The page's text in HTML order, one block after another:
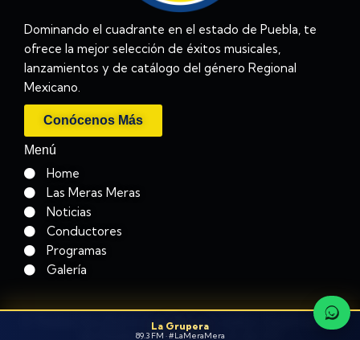
Dominando el cuadrante en el estado de Puebla, te
ofrece la mejor selección de éxitos musicales,
lanzamientos y de catálogo del género Regional
Mexicano.
Conócenos Más
Menú
Home
Las Meras Meras
Noticias
Conductores
Programas
Galería
© Todos los Derechos Reservados Operadora
de Radio de Puebla, S.A de CV
La Grupera
89.3 FM · #LaMeraMera